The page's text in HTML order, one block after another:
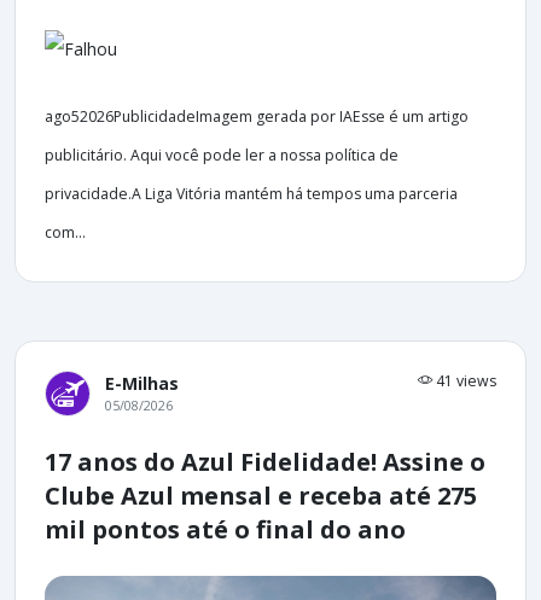
ago52026PublicidadeImagem gerada por IAEsse é um artigo
publicitário. Aqui você pode ler a nossa política de
privacidade.A Liga Vitória mantém há tempos uma parceria
com...
E-Milhas 41 views
05/08/2026
17 anos do Azul Fidelidade! Assine o
Clube Azul mensal e receba até 275
mil pontos até o final do ano